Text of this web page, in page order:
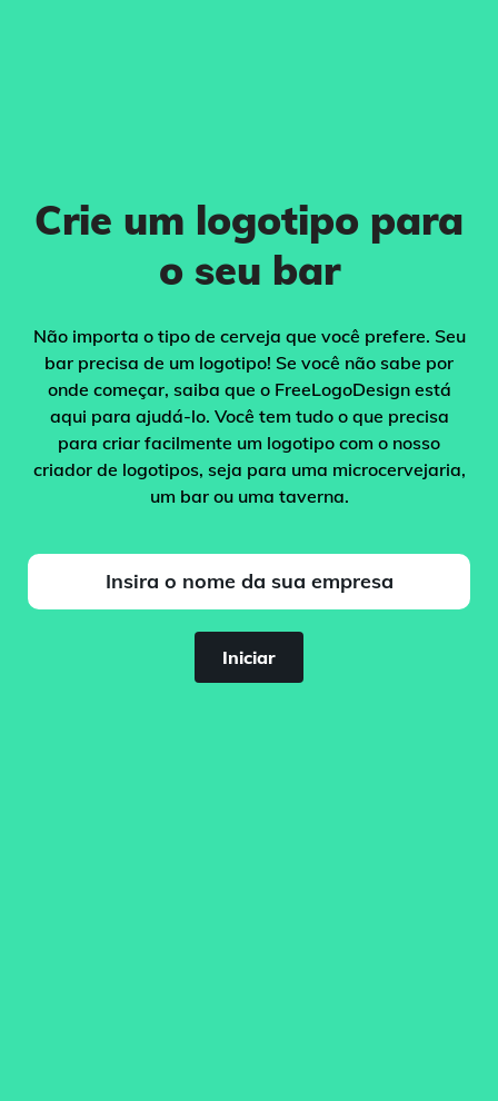
Crie um logotipo para
o seu bar
Não importa o tipo de cerveja que você prefere. Seu
bar precisa de um logotipo! Se você não sabe por
onde começar, saiba que o FreeLogoDesign está
aqui para ajudá-lo. Você tem tudo o que precisa
para criar facilmente um logotipo com o nosso
criador de logotipos, seja para uma microcervejaria,
um bar ou uma taverna.
Iniciar